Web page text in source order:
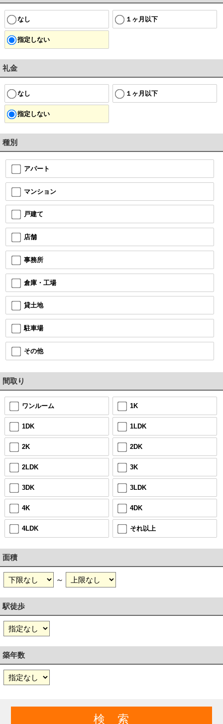
なし １ヶ月以下
指定しない
礼金
なし １ヶ月以下
指定しない
種別
アパート
マンション
戸建て
店舗
事務所
倉庫・工場
貸土地
駐車場
その他
間取り
ワンルーム 1K
1DK 1LDK
2K 2DK
2LDK 3K
3DK 3LDK
4K 4DK
4LDK それ以上
面積
～
駅徒歩
築年数